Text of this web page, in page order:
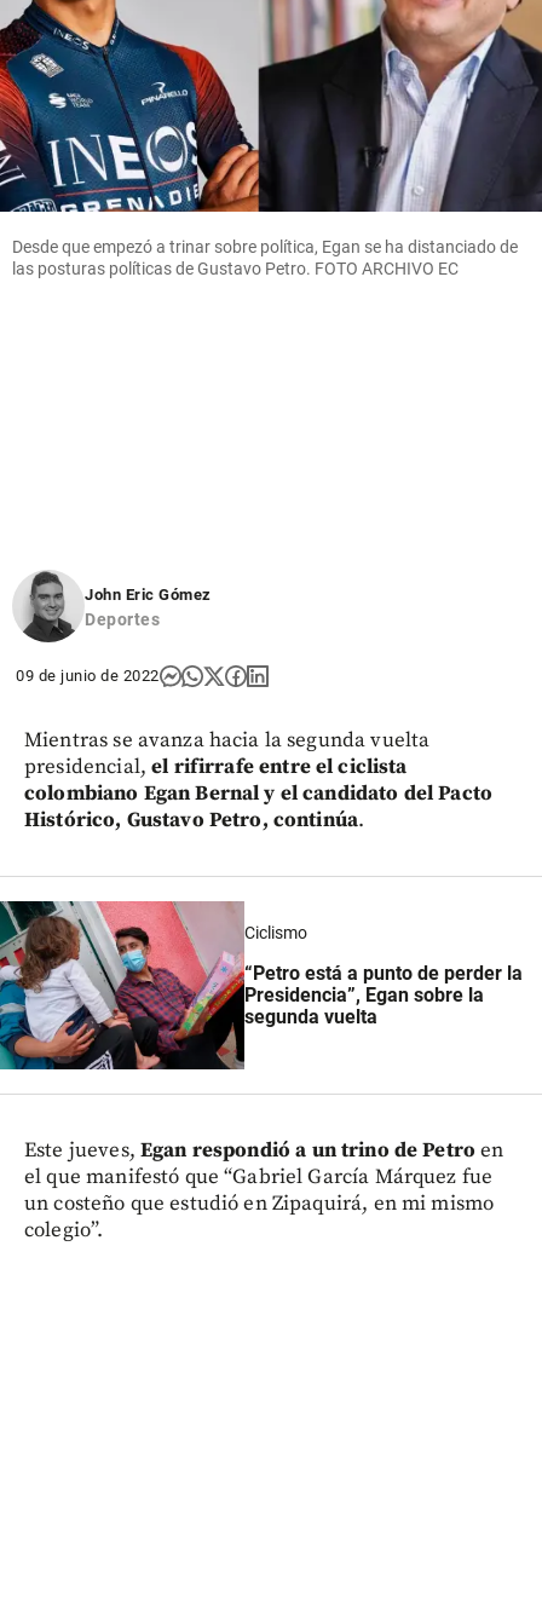
Desde que empezó a trinar sobre política, Egan se ha distanciado de
las posturas políticas de Gustavo Petro. FOTO ARCHIVO EC
John Eric Gómez
Deportes
09 de junio de 2022
Mientras se avanza hacia la segunda vuelta
presidencial,el rifirrafe entre el ciclista
colombiano Egan Bernal y el candidato del Pacto
Histórico, Gustavo Petro, continúa.
Ciclismo
“Petro está a punto de perder la
Presidencia”, Egan sobre la
segunda vuelta
Este jueves, Egan respondió a un trino de Petro en
el que manifestó que “Gabriel García Márquez fue
un costeño que estudió en Zipaquirá, en mi mismo
colegio”.